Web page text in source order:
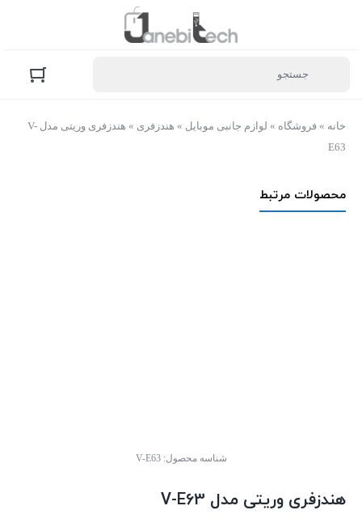
خانه » فروشگاه » لوازم جانبی موبایل » هندزفری »
هندزفری وریتی مدل V-
E63
محصولات مرتبط
شناسه محصول:V-E63
هندزفری وریتی مدل V-E63